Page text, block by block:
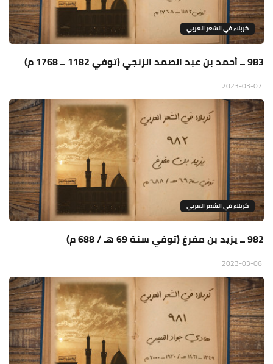
كربلاء في الشعر العربي
983 ــ أحمد بن عبد الصمد الزنجي (توفي 1182 ــ 1768 م)
كربلاء في الشعر العربي
982 ــ يزيد بن مفرغ (توفي سنة 69 هـ / 688 م)